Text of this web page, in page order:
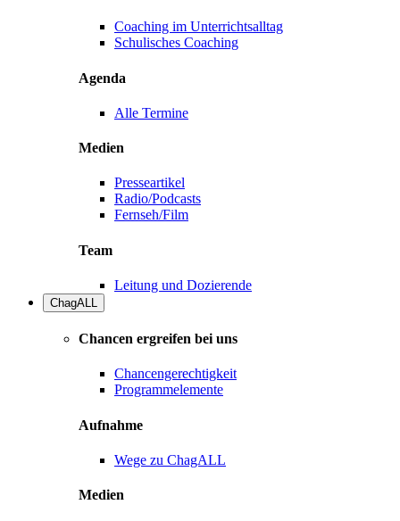
Coaching im Unterrichtsalltag
Schulisches Coaching
Agenda
Alle Termine
Medien
Presseartikel
Radio/Podcasts
Fernseh/Film
Team
Leitung und Dozierende
ChagALL
Chancen ergreifen bei uns
Chancengerechtigkeit
Programmelemente
Aufnahme
Wege zu ChagALL
Medien